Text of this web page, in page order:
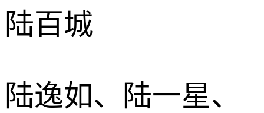
陆百城
陆逸如、陆一星、